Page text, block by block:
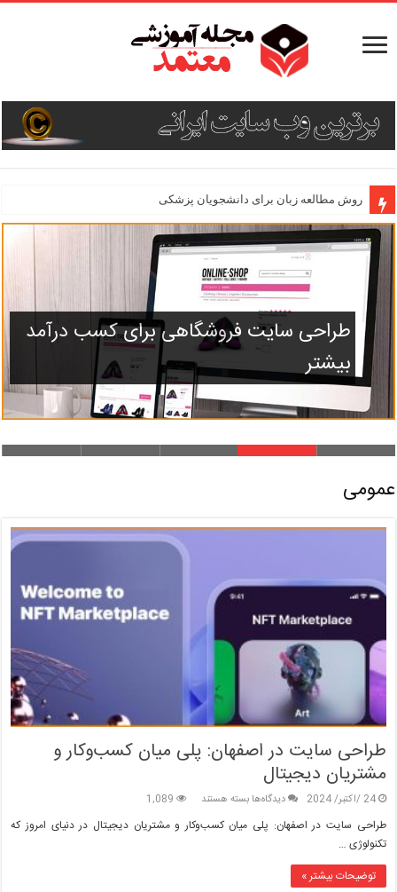
روش مطالعه زبان برای دانشجویان پزشکی
طراحی سایت فروشگاهی برای کسب درآمد
بیشتر
عمومی
طراحی سایت در اصفهان: پلی میان کسب‌وکار و
مشتریان دیجیتال
24 /اکتبر/ 2024 دیدگاه‌هابرای
سایت
بسته هستند 1,089
طراحی سایت در اصفهان: پلی میان کسب‌وکار و مشتریان دیجیتال در دنیای امروز که
تکنولوژی …
توضیحات بیشتر »